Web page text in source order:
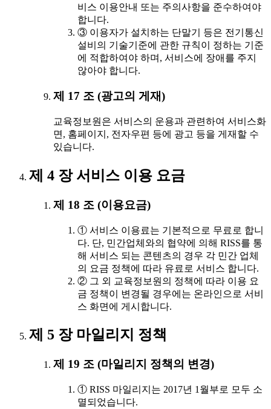
비스 이용안내 또는 주의사항을 준수하여야
합니다.
③ 이용자가 설치하는 단말기 등은 전기통신
설비의 기술기준에 관한 규칙이 정하는 기준
에 적합하여야 하며, 서비스에 장애를 주지
않아야 합니다.
제 17 조 (광고의 게재)
교육정보원은 서비스의 운용과 관련하여 서비스화
면, 홈페이지, 전자우편 등에 광고 등을 게재할 수
있습니다.
제 4 장 서비스 이용 요금
제 18 조 (이용요금)
① 서비스 이용료는 기본적으로 무료로 합니
다. 단, 민간업체와의 협약에 의해 RISS를 통
해 서비스 되는 콘텐츠의 경우 각 민간 업체
의 요금 정책에 따라 유료로 서비스 합니다.
② 그 외 교육정보원의 정책에 따라 이용 요
금 정책이 변경될 경우에는 온라인으로 서비
스 화면에 게시합니다.
제 5 장 마일리지 정책
제 19 조 (마일리지 정책의 변경)
① RISS 마일리지는 2017년 1월부로 모두 소
멸되었습니다.